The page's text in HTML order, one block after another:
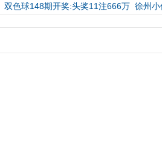
双色球148期开奖:头奖11注666万 徐州